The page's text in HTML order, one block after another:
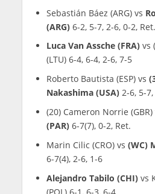
Sebastián Báez (ARG) vs
(ARG)6-2, 5-7, 2-6, 0-2, Ret.
Luca Van Assche (FRA)vs
(LTU) 6-4, 6-4, 2-6, 7-5
Roberto Bautista (ESP) vs
Nakashima (USA)2-6, 5-7,
(20) Cameron Norrie (GBR)
(PAR)6-7(7), 0-2, Ret.
Marin Cilic (CRO) vs (WC)
6-7(4), 2-6, 1-6
Alejandro Tabilo (CHI)vs